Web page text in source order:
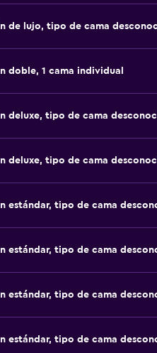
de lujo, tipo de cama
doble, 1 cama individual
deluxe, tipo de cama
deluxe, tipo de cama
estándar, tipo de cama
estándar, tipo de cama
estándar, tipo de cama
estándar, tipo de cama